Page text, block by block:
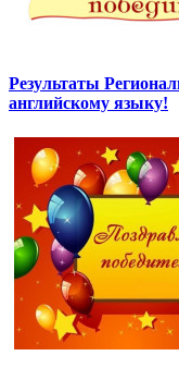
Результаты
английскому языку!